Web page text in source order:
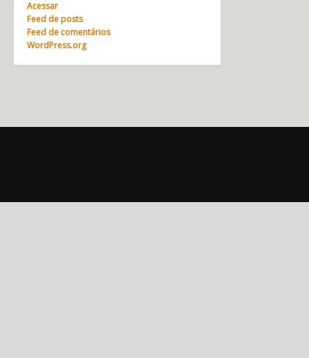
Acessar
Feed de posts
Feed de comentários
WordPress.org